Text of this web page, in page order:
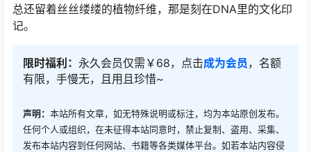
总还留着丝丝缕缕的植物纤维，那是刻在DNA里的文化印
记。
限时福利： 永久会员仅需￥68，点击成为会员 ，名额
有限，手慢无，且用且珍惜~
声明： 本站所有文章，如无特殊说明或标注，均为本站原创发布。
任何个人或组织，在未征得本站同意时，禁止复制、盗用、采集、
发布本站内容到任何网站、书籍等各类媒体平台。如若本站内容侵